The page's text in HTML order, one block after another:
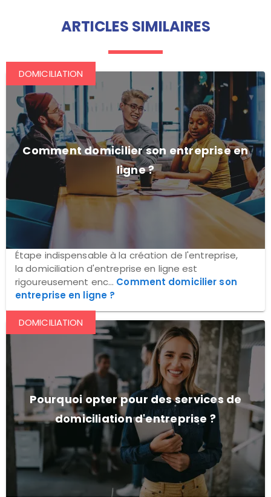
ARTICLES SIMILAIRES
Comment domicilier son entreprise en
ligne ?
DOMICILIATION
Étape indispensable à la création de l'entreprise,
la domiciliation d'entreprise en ligne est
rigoureusement enc... Comment domicilier son
entreprise en ligne ?
Pourquoi opter pour des services de
domiciliation d'entreprise ?
DOMICILIATION